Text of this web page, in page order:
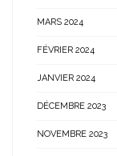
MARS 2024
FÉVRIER 2024
JANVIER 2024
DÉCEMBRE 2023
NOVEMBRE 2023